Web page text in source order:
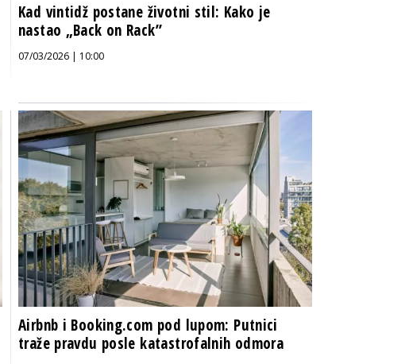
Kad vintidž postane životni stil: Kako je
nastao „Back on Rack”
07/03/2026 | 10:00
Airbnb i Booking.com pod lupom: Putnici
traže pravdu posle katastrofalnih odmora